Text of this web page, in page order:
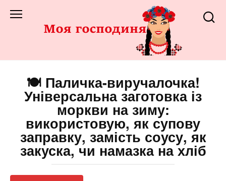
до
🍽️ Паличка-виручалочка!
Універсальна заготовка із
моркви на зиму:
використовую, як супову
заправку, замість соусу, як
закуска, чи намазка на хліб